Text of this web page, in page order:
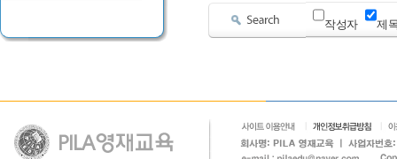
작성자 제